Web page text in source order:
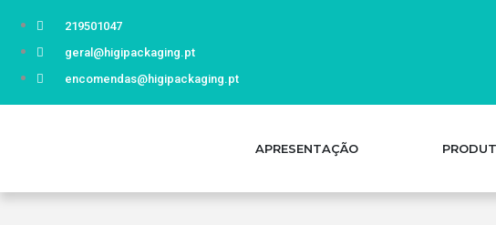
219501047
geral@higipackaging.pt
encomendas@higipackaging.pt
APRESENTAÇÃO